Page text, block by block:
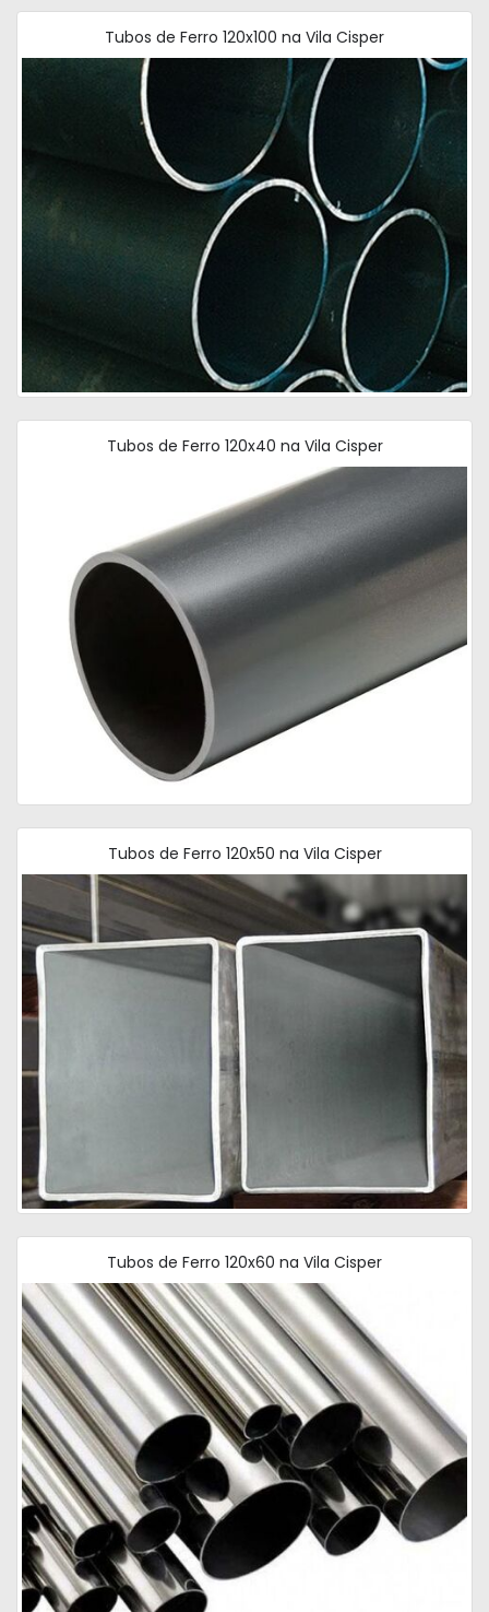
Tubos de Ferro 120x100 na Vila Cisper
Tubos de Ferro 120x40 na Vila Cisper
Tubos de Ferro 120x50 na Vila Cisper
Tubos de Ferro 120x60 na Vila Cisper